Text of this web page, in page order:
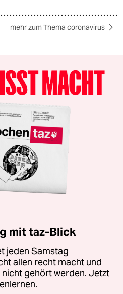
mehr zum Thema coronavirus
mit taz-Blick
jeden Samstag
allen recht macht und
gehört werden. Jetzt